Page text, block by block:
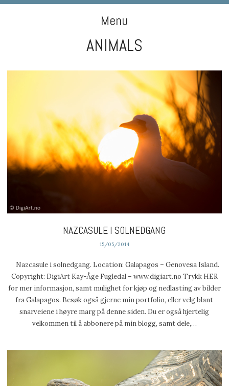
DIGIART PHOTOGRAPHY
Menu
ANIMALS
NAZCASULE I SOLNEDGANG
15/05/2014
Nazcasule i solnedgang. Location: Galapagos – Genovesa Island.
Copyright: DigiArt Kay-Åge Fugledal – www.digiart.no Trykk HER
for mer informasjon, samt mulighet for kjøp og nedlasting av bilder
fra Galapagos. Besøk også gjerne min portfolio, eller velg blant
snarveiene i høyre marg på denne siden. Du er også hjertelig
velkommen til å abbonere på min blogg, samt dele,…